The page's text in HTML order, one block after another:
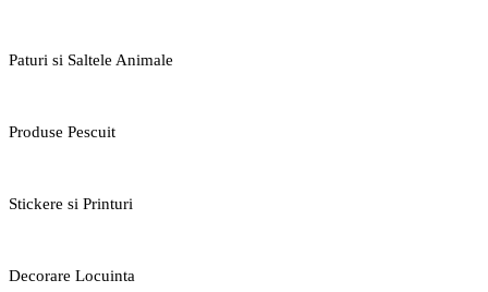
Paturi si Saltele Animale
Produse Pescuit
Stickere si Printuri
Decorare Locuinta